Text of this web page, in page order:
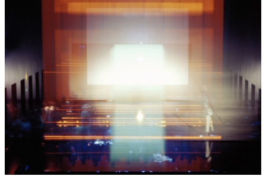
unterzuschieben. Es gibt eine rasante Entwicklung zum Ende
hin, wenn Thiel wahnsinnig wird und die Auflösung desselbe,
dieses Wahnsinnsmomentes ist eigentlich sein größter
Geniestreich in der Oper. "den Vogel, wenn man das so salopp
sagen darf, schießt der Chor ab, der wie in der griechischen
Tragödie seine Kommentare abgibt. In dieser Produktion hat
das Theater Görlitz einen Leistungsstand offeriert, der in allen
Punkten begeistert. Jubel und großer Beifall am Schluss für alle
Beteiligten, zuerst natürlich für den anwesenden Komponisten
Enjott Schneider" (Gottfried Blumenstein).
"Gefesselt im Semper-Bau": Görlitzer Theater bringt
spektakuläre Oper heraus" (Sächsische Zeitung/Dresden
27.2.2004): "Ebenso verblüfft, dass die gefundene Version auch
noch spannend klingt. Das ist bei modernen Werken selten.
Viele Komponisten scheinen mit verrätselter Musikfetzen ihren
Kollegen etwas beweisen zu wollen. "Thiel"-Komponist
Schneider ist so einer nicht" Im vergangenen Jahrzehnt dürfte